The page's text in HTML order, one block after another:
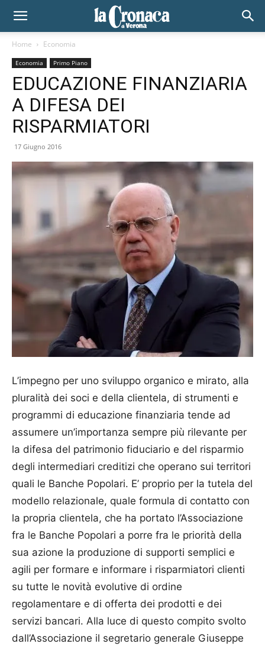
Home Economia
Economia Primo Piano
EDUCAZIONE FINANZIARIA
A DIFESA DEI
RISPARMIATORI
17 Giugno 2016
L’impegno per uno sviluppo organico e mirato, alla
pluralità dei soci e della clientela, di strumenti e
programmi di educazione finanziaria tende ad
assumere un’importanza sempre più rilevante per
la difesa del patrimonio fiduciario e del risparmio
degli intermediari creditizi che operano sui territori
quali le Banche Popolari. E’ proprio per la tutela del
modello relazionale, quale formula di contatto con
la propria clientela, che ha portato l’Associazione
fra le Banche Popolari a porre fra le priorità della
sua azione la produzione di supporti semplici e
agili per formare e informare i risparmiatori clienti
su tutte le novità evolutive di ordine
regolamentare e di offerta dei prodotti e dei
servizi bancari. Alla luce di questo compito svolto
dall’Associazione il segretario generale Giuseppe